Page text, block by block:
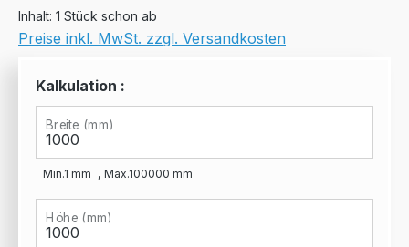
Inhalt: 1 Stück schon ab
Preise inkl. MwSt. zzgl. Versandkosten
Kalkulation :
Breite (mm)
Min.1 mm Max.100000 mm
Höhe (mm)